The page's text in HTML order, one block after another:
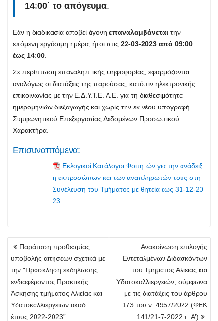
14:00΄ το απόγευμα.
Εάν η διαδικασία αποβεί άγονη επαναλαμβάνεται την
επόμενη εργάσιμη ημέρα, ήτοι στις 22-03-2023 από 09:00
έως 14:00
Σε περίπτωση επαναληπτικής ψηφοφορίας, εφαρμόζονται
αναλόγως οι διατάξεις της παρούσας, κατόπιν ηλεκτρονικής
επικοινωνίας με την Ε.Δ.Υ.Τ.Ε. Α.Ε. για τη διαθεσιμότητα
ημερομηνιών διεξαγωγής και χωρίς την εκ νέου υπογραφή
Συμφωνητικού Επεξεργασίας Δεδομένων Προσωπικού
Χαρακτήρα.
Επισυναπτόμενα:
Εκλογικοί Κατάλογοι Φοιτητών για την ανάδειξ
η εκπροσώπων και των αναπληρωτών τους στη
Συνέλευση του Τμήματος με θητεία έως 31-12-20
23
Πλοήγηση
άρθρων
Παράταση προθεσμίας
υποβολής αιτήσεων σχετικά με
την “Πρόσκληση εκδήλωσης
ενδιαφέροντος Πρακτικής
Άσκησης τμήματος Αλιείας και
Υδατοκαλλιεργειών ακαδ.
έτους 2022-2023”
Ανακοίνωση επιλογής
Εντεταλμένων Διδασκόντων
του Τμήματος Αλιείας και
Υδατοκαλλιεργειών, σύμφωνα
με τις διατάξεις του άρθρου
173 του ν. 4957/2022 (ΦΕΚ
141/21-7-2022 τ. Α’)